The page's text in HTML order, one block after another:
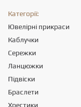
Категорії:
Ювелірні прикраси
Каблучки
Сережки
Ланцюжки
Підвіски
Браслети
Хрестики